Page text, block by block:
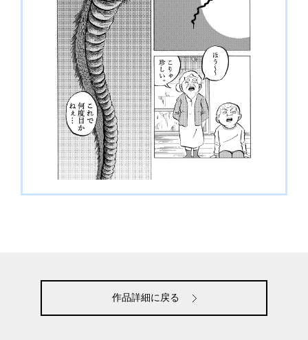
作品詳細に戻る